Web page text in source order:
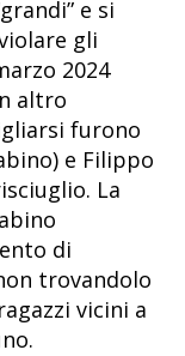
e si
gli
2024
altro
furono
e Filippo
La
di
trovandolo
vicini a